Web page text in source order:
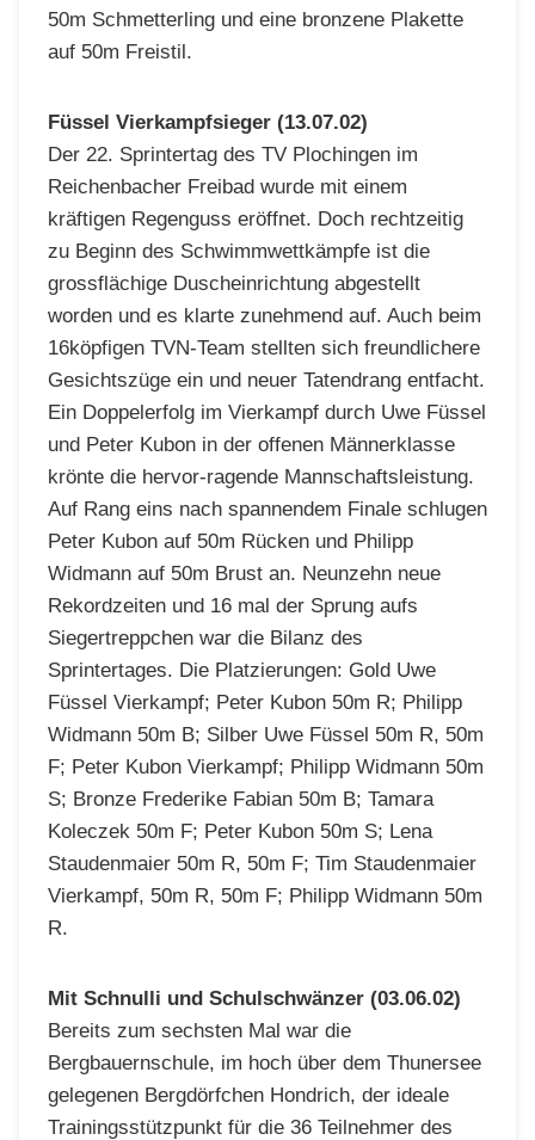
50m Schmetterling und eine bronzene Plakette
auf 50m Freistil.
Füssel Vierkampfsieger (13.07.02)
Der 22. Sprintertag des TV Plochingen im
Reichenbacher Freibad wurde mit einem
kräftigen Regenguss eröffnet. Doch rechtzeitig
zu Beginn des Schwimmwettkämpfe ist die
grossflächige Duscheinrichtung abgestellt
worden und es klarte zunehmend auf. Auch beim
16köpfigen TVN-Team stellten sich freundlichere
Gesichtszüge ein und neuer Tatendrang entfacht.
Ein Doppelerfolg im Vierkampf durch Uwe Füssel
und Peter Kubon in der offenen Männerklasse
krönte die hervor-ragende Mannschaftsleistung.
Auf Rang eins nach spannendem Finale schlugen
Peter Kubon auf 50m Rücken und Philipp
Widmann auf 50m Brust an. Neunzehn neue
Rekordzeiten und 16 mal der Sprung aufs
Siegertreppchen war die Bilanz des
Sprintertages. Die Platzierungen: Gold Uwe
Füssel Vierkampf; Peter Kubon 50m R; Philipp
Widmann 50m B; Silber Uwe Füssel 50m R, 50m
F; Peter Kubon Vierkampf; Philipp Widmann 50m
S; Bronze Frederike Fabian 50m B; Tamara
Koleczek 50m F; Peter Kubon 50m S; Lena
Staudenmaier 50m R, 50m F; Tim Staudenmaier
Vierkampf, 50m R, 50m F; Philipp Widmann 50m
R.
Mit Schnulli und Schulschwänzer (03.06.02)
Bereits zum sechsten Mal war die
Bergbauernschule, im hoch über dem Thunersee
gelegenen Bergdörfchen Hondrich, der ideale
Trainingsstützpunkt für die 36 Teilnehmer des